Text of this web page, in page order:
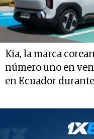
Kia, la marca
número uno en
en Ecuador